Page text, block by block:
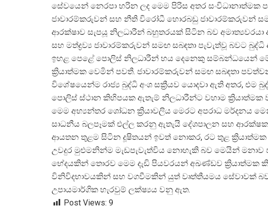
සේවයෙන් නෙරපා හරින ලද මෙම පිරිස අතර සංවිධානාත්මක
ජාවාරම්කරුවන් සහ නීති විරෝධී හොරබඩු ජාවාරම්කරුවන්
ආරක්ෂාව සැපයූ නිලධාරීන් බහුතරයක් සිටින බව අමාත්
සහ මත්ද්රව් ය ජාවාරම්කරුවන් සමඟ සබඳතා පැවැත්වූ බවට
ඉහළ පෙළේ පොලිස් නිලධාරීන් හය දෙනෙකු සම්බන්ධයෙන්
ක්රියාත්මක වෙමින් පවතී. ජාවාරම්කරුවන් සමඟ සබඳතා
විශේෂයෙන්ම රාජ් ය බුද්ධි අංශ සක්රීයව යොදවා ඇති අතර,
පොලිස් ස්ථාන කිහිපයක ඇතැම් නිලධාරීන්ට වහාම ක්රියාත්මක
මෙම අභ්යන්තර ශෝධන ක්රියාවලිය මෙරට අපරාධ මර්‌දනය
සාධනීය බලපෑමක් එල්ල කරනු ඇතැයි දේශපාලන සහ
ආයතන තුළම සිටින දූෂිතයන් ඉවත් නොකර, රට තුළ ක්
උවදුර මුළුමනින්ම මැඩපැවැත්විය නොහැකි බව මෙයින් මනාව
භේදයකින් තොරව මෙම දැඩි පියවරයන් අඛණ්ඩව ක්රියාත්මක
විනිවිදභාවයකින් සහ වගවීමකින් යුත් වෘත්තීයමය සේවාවක්
උපායමාර්ගික හැරවුම් ලක්ෂ්යය වනු ඇත.
Post Views: 9